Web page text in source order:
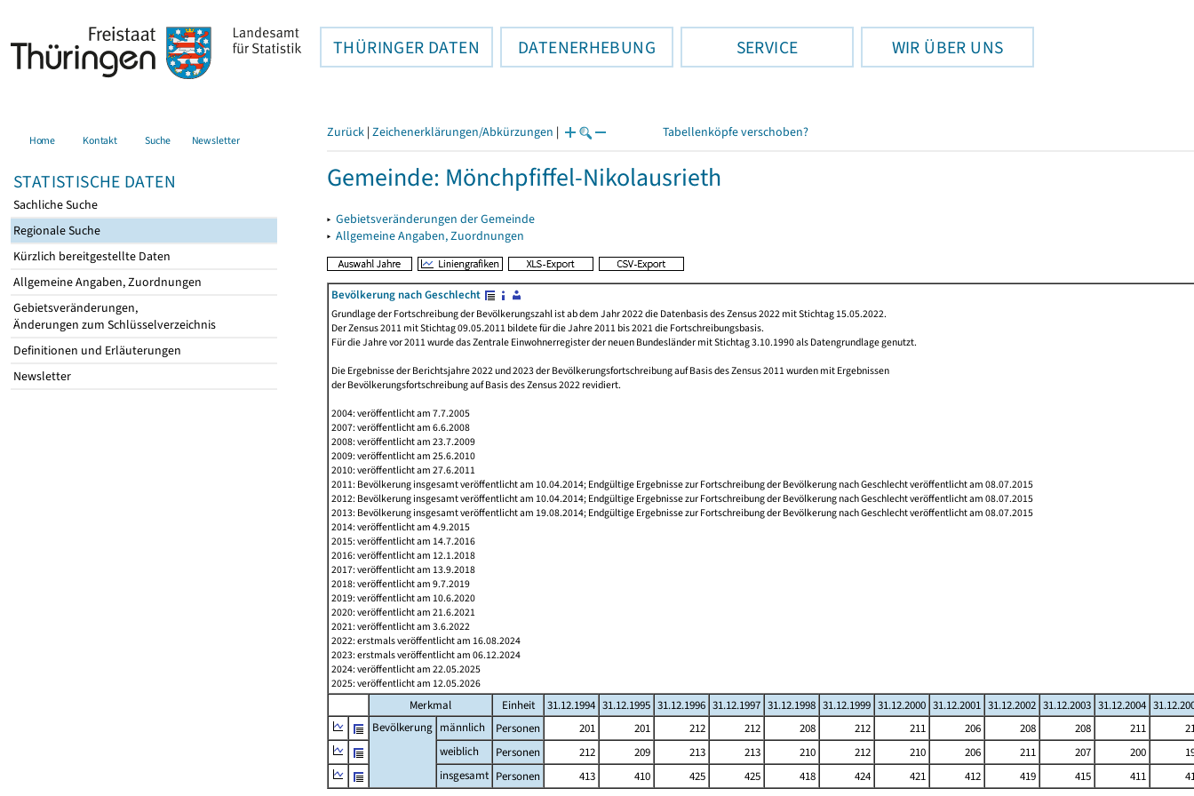
THÜRINGER DATEN DATENERHEBUNG SERVICE WIR ÜBER UNS
Home Kontakt Suche Newsletter
STATISTISCHE DATEN
Sachliche Suche
Regionale Suche
Kürzlich bereitgestellte Daten
Allgemeine Angaben, Zuordnungen
Gebietsveränderungen,
Änderungen zum Schlüsselverzeichnis
Definitionen und Erläuterungen
Newsletter
Zurück | Zeichenerklärungen/Abkürzungen | Tabellenköpfe verschoben?
Gemeinde: Mönchpfiffel-Nikolausrieth
▸ Gebietsveränderungen der Gemeinde
▸ Allgemeine Angaben, Zuordnungen
Bevölkerung nach Geschlecht
Grundlage der Fortschreibung der Bevölkerungszahl ist ab dem Jahr 2022 die Datenbasis des Zensus 2022 mit Stichtag 15.05.2022.
Der Zensus 2011 mit Stichtag 09.05.2011 bildete für die Jahre 2011 bis 2021 die Fortschreibungsbasis.
Für die Jahre vor 2011 wurde das Zentrale Einwohnerregister der neuen Bundesländer mit Stichtag 3.10.1990 als Datengrundlage genutzt.
Die Ergebnisse der Berichtsjahre 2022 und 2023 der Bevölkerungsfortschreibung auf Basis des Zensus 2011 wurden mit Ergebnissen
der Bevölkerungsfortschreibung auf Basis des Zensus 2022 revidiert.
2004: veröffentlicht am 7.7.2005
2007: veröffentlicht am 6.6.2008
2008: veröffentlicht am 23.7.2009
2009: veröffentlicht am 25.6.2010
2010: veröffentlicht am 27.6.2011
2011: Bevölkerung insgesamt veröffentlicht am 10.04.2014; Endgültige Ergebnisse zur Fortschreibung der Bevölkerung nach Geschlecht veröffentlicht am 08.07.2015
2012: Bevölkerung insgesamt veröffentlicht am 10.04.2014; Endgültige Ergebnisse zur Fortschreibung der Bevölkerung nach Geschlecht veröffentlicht am 08.07.2015
2013: Bevölkerung insgesamt veröffentlicht am 19.08.2014; Endgültige Ergebnisse zur Fortschreibung der Bevölkerung nach Geschlecht veröffentlicht am 08.07.2015
2014: veröffentlicht am 4.9.2015
2015: veröffentlicht am 14.7.2016
2016: veröffentlicht am 12.1.2018
2017: veröffentlicht am 13.9.2018
2018: veröffentlicht am 9.7.2019
2019: veröffentlicht am 10.6.2020
2020: veröffentlicht am 21.6.2021
2021: veröffentlicht am 3.6.2022
2022: erstmals veröffentlicht am 16.08.2024
2023: erstmals veröffentlicht am 06.12.2024
2024: veröffentlicht am 22.05.2025
2025: veröffentlicht am 12.05.2026
Merkmal Einheit 31.12.1994 31.12.1995 31.12.1996 31.12.1997 31.12.1998 31.12.1999 31.12.2000 31.12.2001 31.12.2002 31.12.2003 31.12.2004
Bevölkerung männlich Personen 201 201 212 212 208 212 211 206 208 208 211
weiblich
Personen 212 209 213 213 210 212 210 206 211 207 200
insgesamt Personen 413 410 425 425 418 424 421 412 419 415 411